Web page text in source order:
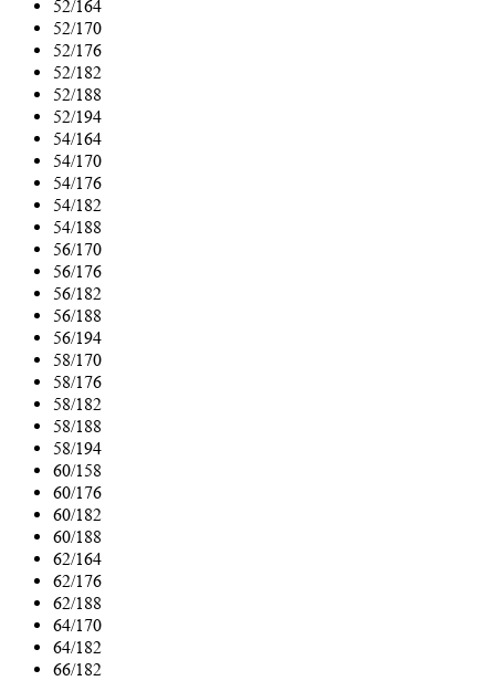
52/164
52/170
52/176
52/182
52/188
52/194
54/164
54/170
54/176
54/182
54/188
56/170
56/176
56/182
56/188
56/194
58/170
58/176
58/182
58/188
58/194
60/158
60/176
60/182
60/188
62/164
62/176
62/188
64/170
64/182
66/182